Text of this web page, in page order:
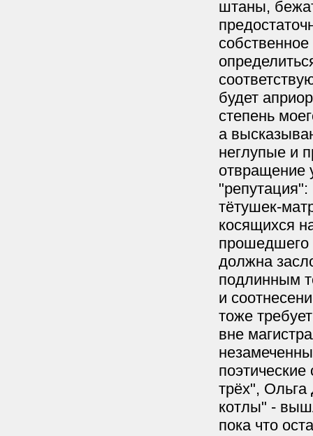
штаны,
будет
степень
а
неглупые и
отвращение
тётушек-
косящихся
прошедшего
должна
подлинным
и
тоже
вне
трёх",
котлы" -
пока что